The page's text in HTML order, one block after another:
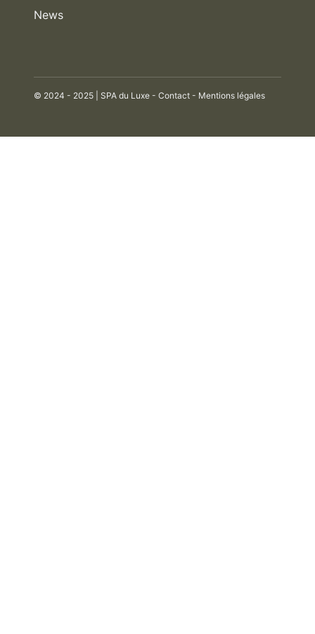
News
© 2024 - 2025 | SPA du Luxe - Contact - Mentions légales